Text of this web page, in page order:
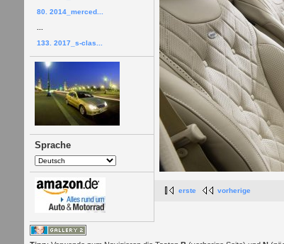
80. 2014_merced...
133. 2017_s-clas...
Sprache
erste vorherige